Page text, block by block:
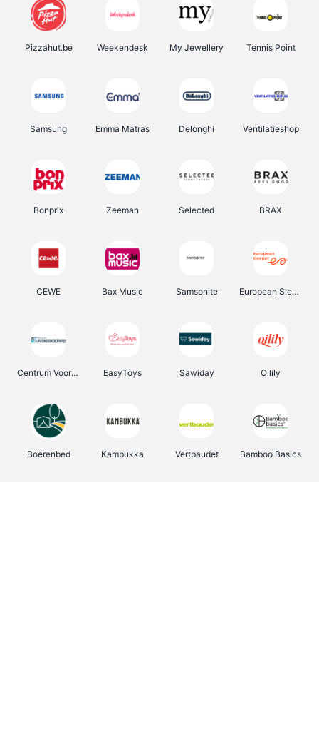
Pizzahut.be Weekendesk My Jewellery Tennis Point
Samsung Emma Matras Delonghi Ventilatieshop
Bonprix Zeeman Selected BRAX
CEWE Bax Music Samsonite European Sleeper
Centrum Voor Avondonderwijs EasyToys Sawiday Oilily
Boerenbed Kambukka Vertbaudet Bamboo Basics